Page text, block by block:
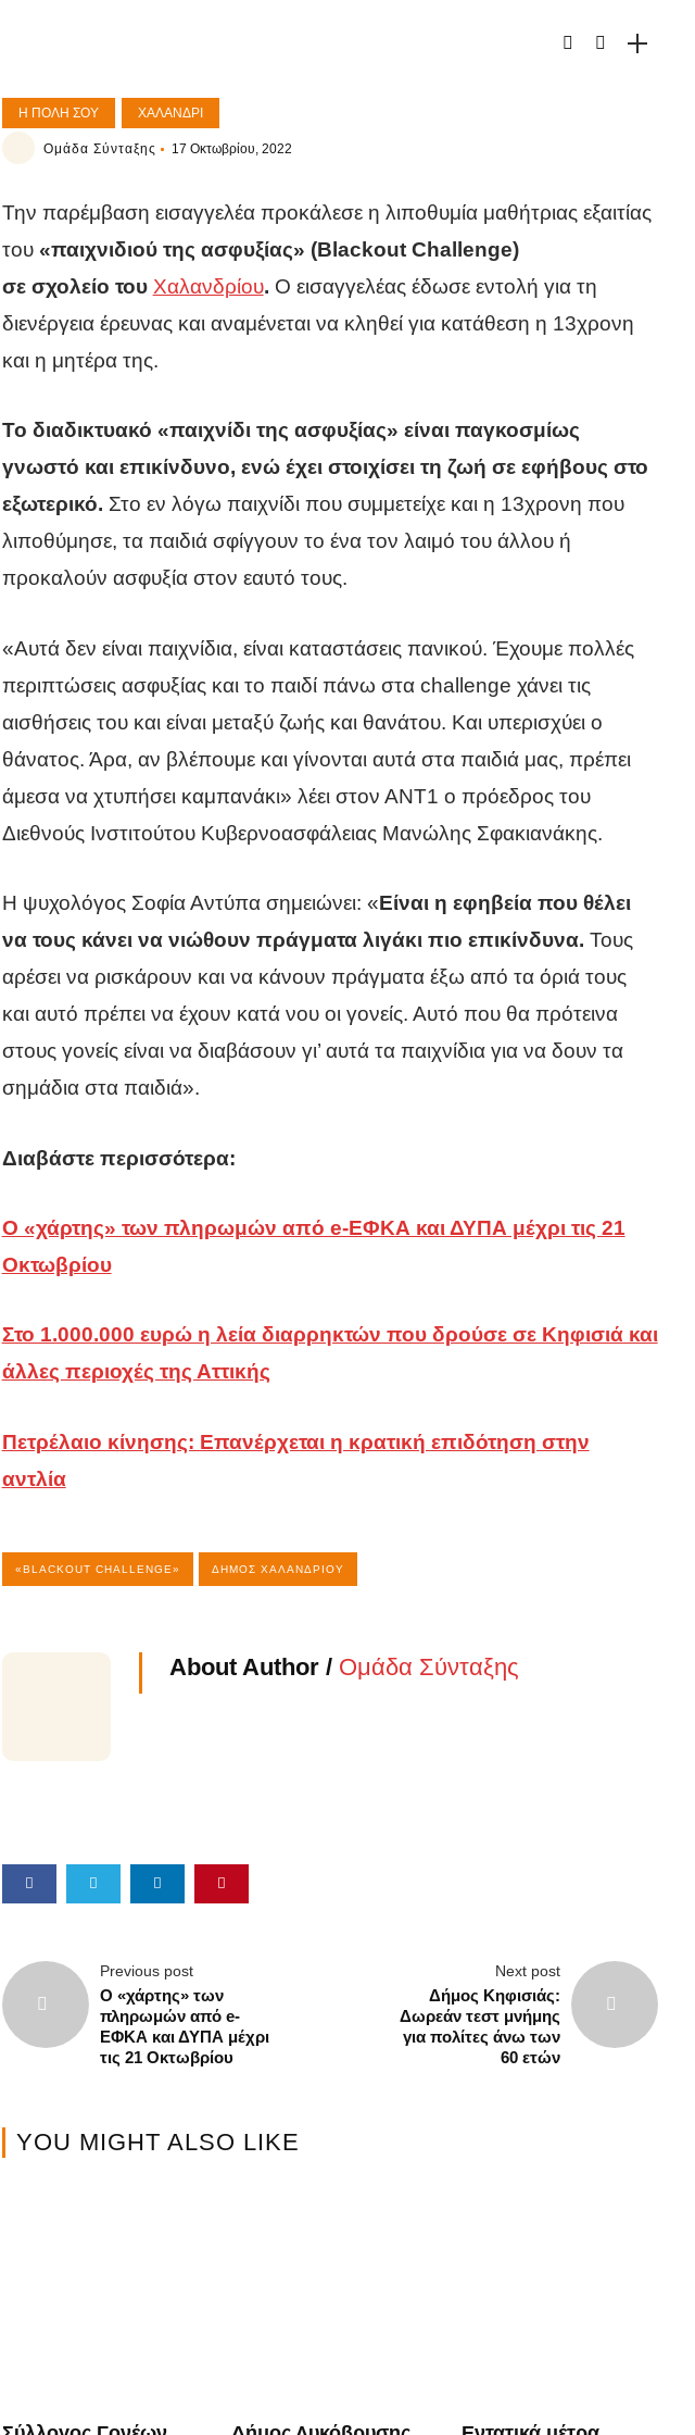
Η
πόλη
σου
Επικαιρότητα
Επιχειρήσεις
Περιφέρεια
Αττικής
Σύλλογοι
Υγεία
&
Διασκέδαση
Η ΠΌΛΗ ΣΟΥ ΧΑΛΆΝΔΡΙ
Ομάδα Σύνταξης 17 Οκτωβρίου, 2022
Την παρέμβαση εισαγγελέα προκάλεσε η λιποθυμία μαθήτριας εξαιτίας
του «παιχνιδιού της ασφυξίας» (Blackout Challenge)
σε σχολείο του Χαλανδρίου. Ο εισαγγελέας έδωσε εντολή για τη
διενέργεια έρευνας και αναμένεται να κληθεί για κατάθεση η 13χρονη
και η μητέρα της.
Το διαδικτυακό «παιχνίδι της ασφυξίας» είναι παγκοσμίως
γνωστό και επικίνδυνο, ενώ έχει στοιχίσει τη ζωή σε εφήβους στο
εξωτερικό. Στο εν λόγω παιχνίδι που συμμετείχε και η 13χρονη που
λιποθύμησε, τα παιδιά σφίγγουν το ένα τον λαιμό του άλλου ή
προκαλούν ασφυξία στον εαυτό τους.
«Αυτά δεν είναι παιχνίδια, είναι καταστάσεις πανικού. Έχουμε πολλές
περιπτώσεις ασφυξίας και το παιδί πάνω στα challenge χάνει τις
αισθήσεις του και είναι μεταξύ ζωής και θανάτου. Και υπερισχύει ο
θάνατος. Άρα, αν βλέπουμε και γίνονται αυτά στα παιδιά μας, πρέπει
άμεσα να χτυπήσει καμπανάκι» λέει στον ΑΝΤ1 ο πρόεδρος του
Διεθνούς Ινστιτούτου Κυβερνοασφάλειας Μανώλης Σφακιανάκης.
Η ψυχολόγος Σοφία Αντύπα σημειώνει: «Είναι η εφηβεία που θέλει
να τους κάνει να νιώθουν πράγματα λιγάκι πιο επικίνδυνα. Τους
αρέσει να ρισκάρουν και να κάνουν πράγματα έξω από τα όριά τους
και αυτό πρέπει να έχουν κατά νου οι γονείς. Αυτό που θα πρότεινα
στους γονείς είναι να διαβάσουν γι’ αυτά τα παιχνίδια για να δουν τα
σημάδια στα παιδιά».
Διαβάστε περισσότερα:
Ο «χάρτης» των πληρωμών από e-ΕΦΚΑ και ΔΥΠΑ μέχρι τις 21
Οκτωβρίου
Στο 1.000.000 ευρώ η λεία διαρρηκτών που δρούσε σε Κηφισιά και
άλλες περιοχές της Αττικής
Πετρέλαιο κίνησης: Επανέρχεται η κρατική επιδότηση στην
αντλία
«BLACKOUT CHALLENGE» ΔΉΜΟΣ ΧΑΛΑΝΔΡΊΟΥ
About Author / Ομάδα Σύνταξης
Previous post
Ο «χάρτης» των
πληρωμών από e-
ΕΦΚΑ και ΔΥΠΑ μέχρι
τις 21 Οκτωβρίου
Next post
Δήμος Κηφισιάς:
Δωρεάν τεστ μνήμης
για πολίτες άνω των
60 ετών
YOU MIGHT ALSO LIKE